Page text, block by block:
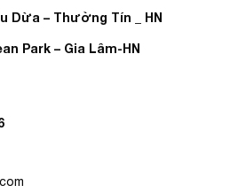
Dừa – Thường Tín _ HN
Park – Gia Lâm-HN